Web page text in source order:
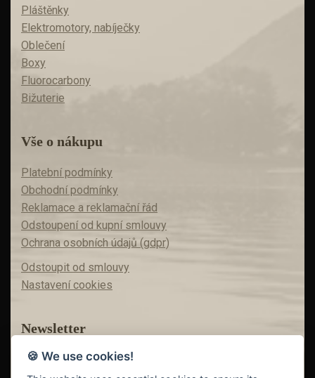
Pláštěnky
Elektromotory, nabíječky
Oblečení
Boxy
Fluorocarbony
Bižuterie
Vše o nákupu
Platební podmínky
Obchodní podmínky
Reklamace a reklamační řád
Odstoupení od kupní smlouvy
Ochrana osobních údajů (gdpr)
Odstoupit od smlouvy
Nastavení cookies
Newsletter
Máte zájem o akční nabídky?
Teď už vám nic neunikne!
🍪 We use cookies!